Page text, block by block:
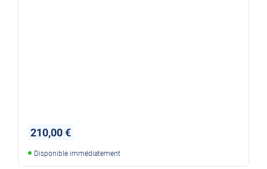
210,00 €
Disponible immédiatement